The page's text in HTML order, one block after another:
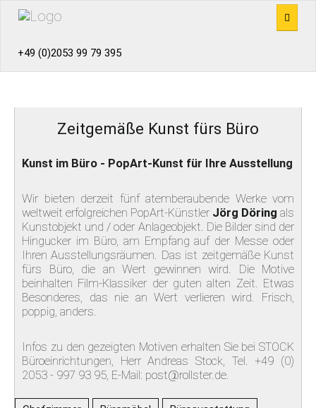
+49 (0)2053 99 79 395
PRODUKTE
TRENNWÄNDE
REFERENZEN
KONZEPTE
KONTAKT
Zeitgemäße Kunst fürs Büro
Kunst im Büro - PopArt-Kunst für Ihre Ausstellung
Wir bieten derzeit fünf atemberaubende Werke vom
weltweit erfolgreichen PopArt-Künstler Jörg Döring als
Kunstobjekt und / oder Anlageobjekt. Die Bilder sind der
Hingucker im Büro, am Empfang auf der Messe oder
Ihren Ausstellungsräumen. Das ist zeitgemäße Kunst
fürs Büro, die an Wert gewinnen wird. Die Motive
beinhalten Film-Klassiker der guten alten Zeit. Etwas
Besonderes, das nie an Wert verlieren wird. Frisch,
poppig, anders.
Infos zu den gezeigten Motiven erhalten Sie bei STOCK
Büroeinrichtungen, Herr Andreas Stock, Tel. +49 (0)
2053 - 997 93 95, E-Mail: post@rollster.de.